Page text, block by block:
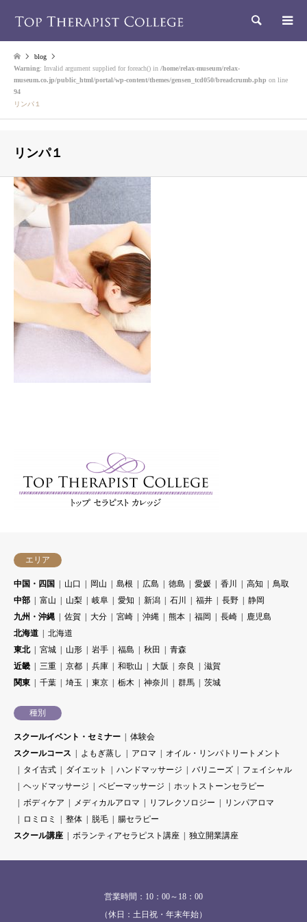
検索
blog
Warning: Invalid argument supplied for foreach() in /home/relax-museum/relax-
museum.co.jp/public_html/portal/wp-content/themes/gensen_tcd050/breadcrumb.php on line
94
リンパ１
リンパ１
エリア
中国・四国 山口 岡山 島根 広島 徳島 愛媛 香川 高知
鳥取
中部
富山 山梨 岐阜 愛知 新潟 石川 福井 長野
静岡
九州・沖縄
佐賀 大分 宮崎 沖縄 熊本 福岡 長崎
鹿児島
北海道
北海道
東北
宮城 山形 岩手 福島 秋田
青森
近畿
三重 京都 兵庫 和歌山 大阪 奈良
滋賀
関東
千葉 埼玉 東京 栃木 神奈川 群馬 茨城
種別
スクールイベント・セミナー
体験会
スクールコース
よもぎ蒸し アロマ
オイル・リンパトリートメント
タイ古式
ダイエット ハンドマッサージ バリニーズ
フェイシャル
ヘッドマッサージ
ベビーマッサージ
ホットストーンセラピー
ボディケア
メディカルアロマ リフレクソロジー
リンパアロマ
ロミロミ
整体 脱毛
腸セラピー
スクール講座
ボランティアセラピスト講座 独立開業講座
営業時間：10：00～18：00
（休日：土日祝・年末年始）